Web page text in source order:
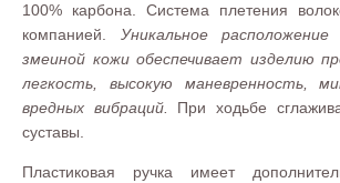
100% карбона. Система плетения
компанией. Уникальное
змеиной кожи обеспечивает изделию
легкость, высокую маневренность,
вредных вибраций.
При ходьбе
суставы.
Пластиковая ручка имеет